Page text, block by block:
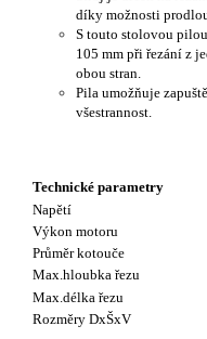
díky možnosti
S touto stolovou
105 mm při řezání z
obou stran.
Pila umožňuje
všestrannost.
Technické parametry
Napětí
Výkon motoru
Průměr kotouče
Max.hloubka řezu
Max.délka řezu
Rozměry DxŠxV